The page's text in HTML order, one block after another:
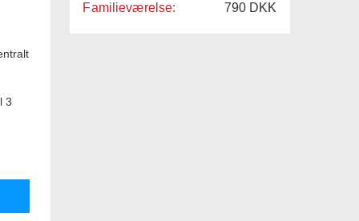
3
Familieværelse:
790 DKK